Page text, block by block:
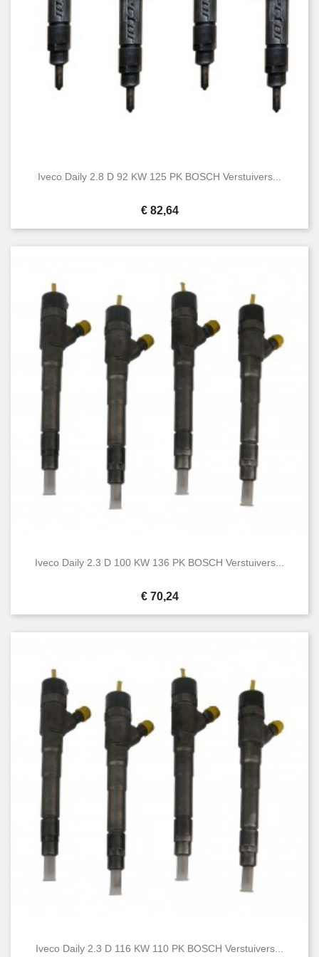
Iveco Daily 2.8 D 92 KW 125 PK BOSCH Verstuivers...
Prijs
€ 82,64
Iveco Daily 2.3 D 100 KW 136 PK BOSCH Verstuivers...
Prijs
€ 70,24
Iveco Daily 2.3 D 116 KW 110 PK BOSCH Verstuivers...